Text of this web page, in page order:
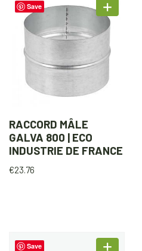
Save
RACCORD MÂLE
GALVA 800 | ECO
INDUSTRIE DE FRANCE
€23.76
Save